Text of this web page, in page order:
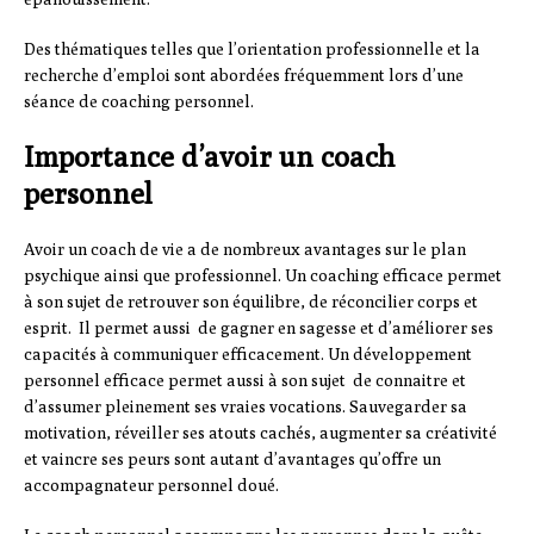
Des thématiques telles que l’orientation professionnelle et la
recherche d’emploi sont abordées fréquemment lors d’une
séance de coaching personnel.
Importance d’avoir un coach
personnel
Avoir un coach de vie a de nombreux avantages sur le plan
psychique ainsi que professionnel. Un coaching efficace permet
à son sujet de retrouver son équilibre, de réconcilier corps et
esprit. Il permet aussi de gagner en sagesse et d’améliorer ses
capacités à communiquer efficacement. Un développement
personnel efficace permet aussi à son sujet de connaitre et
d’assumer pleinement ses vraies vocations. Sauvegarder sa
motivation, réveiller ses atouts cachés, augmenter sa créativité
et vaincre ses peurs sont autant d’avantages qu’offre un
accompagnateur personnel doué.